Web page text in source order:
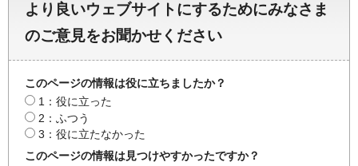
より良いウェブサイトにするためにみなさま
のご意見をお聞かせください
このページの情報は役に立ちましたか？
1：役に立った
2：ふつう
3：役に立たなかった
このページの情報は見つけやすかったですか？